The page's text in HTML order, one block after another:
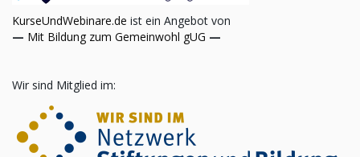
KurseUndWebinare.de ist ein Angebot von
— Mit Bildung zum Gemeinwohl gUG —
Wir sind Mitglied im: